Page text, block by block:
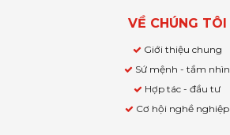
VỀ CHÚNG TÔI
Giới thiệu chung
Sứ mệnh - tầm nhìn
Hợp tác - đầu tư
Cơ hội nghề nghiệp